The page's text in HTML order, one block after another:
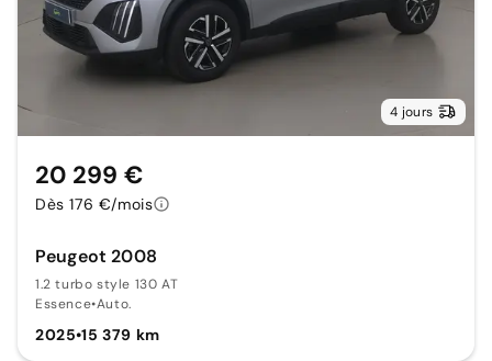
4 jours
Peugeot 2008
1.2 turbo style 130 AT
Essence•Auto.
2025•15 379 km
20 299 €
Dès 176 €/mois